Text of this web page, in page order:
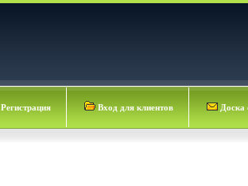
Регистрация Вход для клиентов Доска